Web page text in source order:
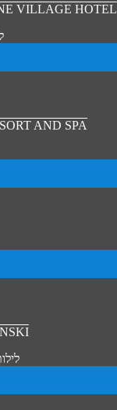
VILLAGE HOTEL
AND SPA
2